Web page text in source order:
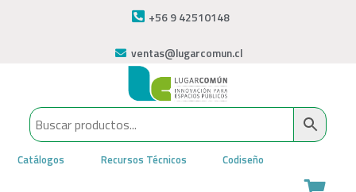
+56 9 42510148
ventas@lugarcomun.cl
Catálogos Recursos Técnicos Codiseño